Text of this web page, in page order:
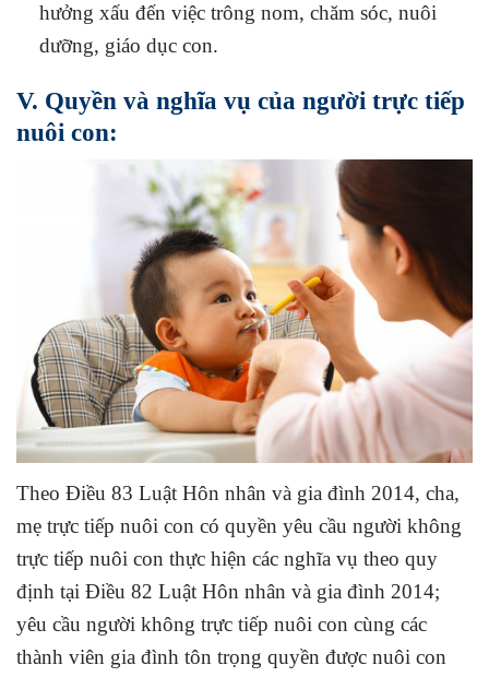
hưởng xấu đến việc trông nom, chăm sóc, nuôi
dưỡng, giáo dục con.
V. Quyền và nghĩa vụ của người trực tiếp
nuôi con:
Theo Điều 83 Luật Hôn nhân và gia đình 2014, cha,
mẹ trực tiếp nuôi con có quyền yêu cầu người không
trực tiếp nuôi con thực hiện các nghĩa vụ theo quy
định tại Điều 82 Luật Hôn nhân và gia đình 2014;
yêu cầu người không trực tiếp nuôi con cùng các
thành viên gia đình tôn trọng quyền được nuôi con